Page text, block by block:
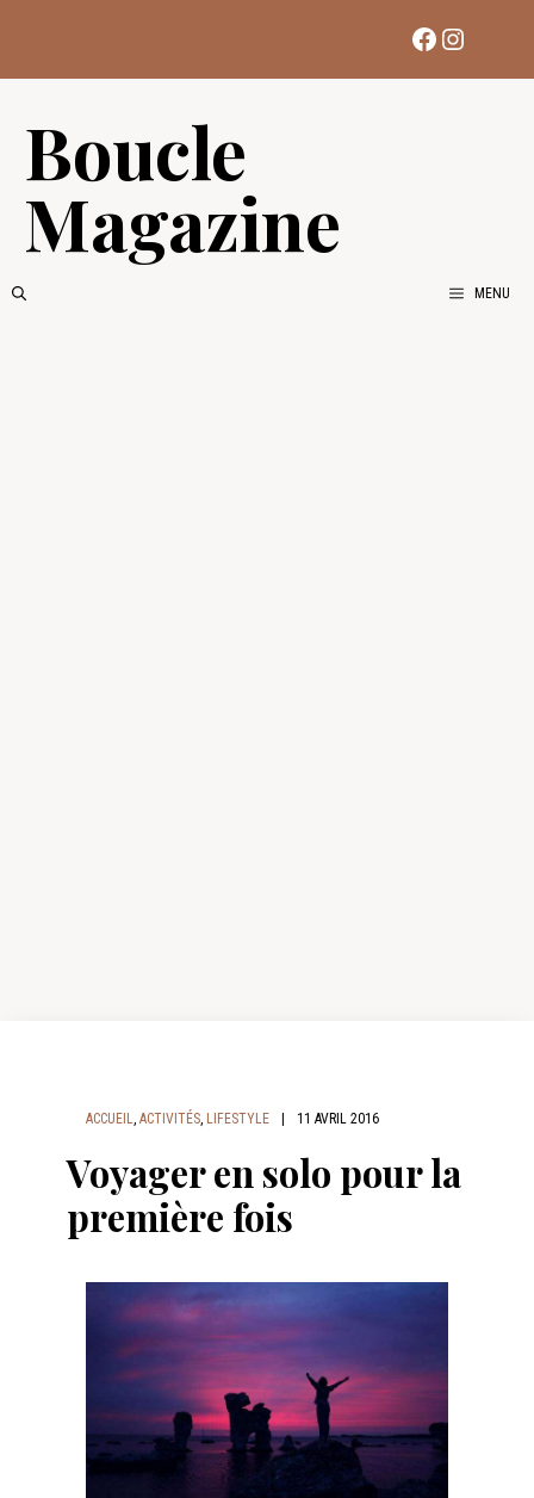
contenu
Facebook
Boucle
Magazine
MENU
ACCUEIL, ACTIVITÉS, LIFESTYLE 11 AVRIL 2016
Voyager en solo pour la
première fois